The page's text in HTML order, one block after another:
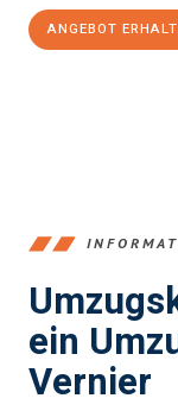
ANGEBOT
ein
Vernier